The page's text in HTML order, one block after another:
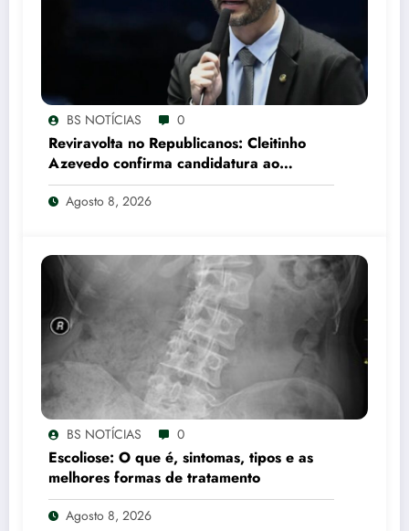
BS NOTÍCIAS 0
Reviravolta no Republicanos: Cleitinho
Azevedo confirma candidatura ao
Governo de Minas Gerais
Agosto 8, 2026
BS NOTÍCIAS 0
Escoliose: O que é, sintomas, tipos e as
melhores formas de tratamento
Agosto 8, 2026